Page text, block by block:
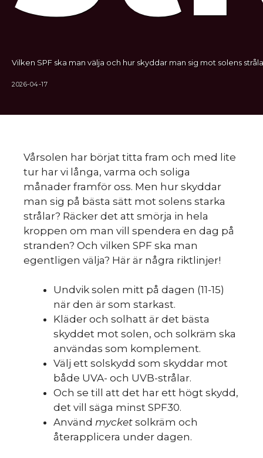
Vilken SPF ska man välja och hur skyddar man sig mot solens
2026-04-17
Vårsolen har börjat titta fram och med lite
tur har vi långa, varma och soliga
månader framför oss. Men hur skyddar
man sig på bästa sätt mot solens starka
strålar? Räcker det att smörja in hela
kroppen om man vill spendera en dag på
stranden? Och vilken SPF ska man
egentligen välja? Här är några riktlinjer!
Undvik solen mitt på dagen (11-15)
när den är som starkast.
Kläder och solhatt är det bästa
skyddet mot solen, och solkräm ska
användas som komplement.
Välj ett solskydd som skyddar mot
både UVA- och UVB-strålar.
Och se till att det har ett högt skydd,
det vill säga minst SPF30.
Använd mycket solkräm och
återapplicera under dagen.